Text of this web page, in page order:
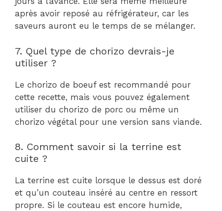
après avoir reposé au réfrigérateur, car les
saveurs auront eu le temps de se mélanger.
7. Quel type de chorizo devrais-je
utiliser ?
Le chorizo de boeuf est recommandé pour
cette recette, mais vous pouvez également
utiliser du chorizo de porc ou même un
chorizo végétal pour une version sans viande.
8. Comment savoir si la terrine est
cuite ?
La terrine est cuite lorsque le dessus est doré
et qu’un couteau inséré au centre en ressort
propre. Si le couteau est encore humide,